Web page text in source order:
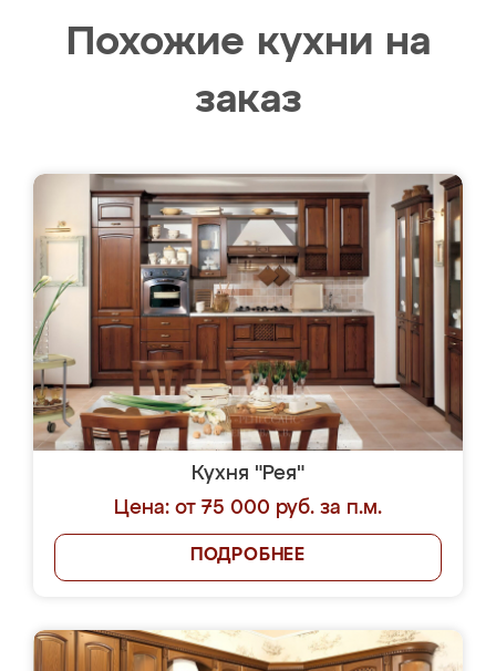
Похожие кухни на
заказ
Кухня "Рея"
Цена: от 75 000 руб. за п.м.
ПОДРОБНЕЕ